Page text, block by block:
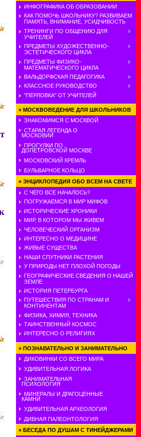
ИНФОГРАФИКА ОБ ОБРАЗОВАНИИ
КАК ПОМОЧЬ ШКОЛЬНИКУ? РАЗВИВАЕМ
ПАМЯТЬ, ВНИМАНИЕ, УСИДЧИВОСТЬ
ТРЕНИНГИ ПО ОБЩЕНИЮ ДЛЯ
УЧИТЕЛЕЙ
ПРЕДМЕТЫ ХУДОЖЕСТВЕННО-
ЭСТЕТИЧЕСКОГО ЦИКЛА
ПРЕДМЕТЫ ФИЗИКО-
МАТЕМАТИЧЕСКОГО ЦИКЛА
ВАЛЬДОРФСКАЯ ПЕДАГОГИКА
КЛАССНОЕ РУКОВОДСТВО
"ПЕРЛОВКА" ОТ УЧИТЕЛЕЙ
» МОСКВОВЕДЕНИЕ ДЛЯ ШКОЛЬНИКОВ
ЗНАКОМИМСЯ С МОСКВОЙ
СТАРАЯ ЛЕГЕНДА О
МОСКОВИИ
ПРОГУЛКИ ПО
ДОПЕТРОВСКОЙ МОСКВЕ
МОСКОВСКИЙ КРЕМЛЬ
БУЛЬВАРНОЕ КОЛЬЦО
» ЭНЦИКЛОПЕДИЯ ОБО ВСЕМ НА СВЕТЕ
С ЧЕГО ВСЕ НАЧАЛОСЬ?
ПОГРУЖАЕМСЯ В МИР МИФОВ
ИСТОРИЧЕСКИЕ ХРОНИКИ
МИР, В КОТОРОМ МЫ ЖИВЕМ
ЧЕЛОВЕЧЕСКИЙ ОРГАНИЗМ
ИНТЕРЕСНО О МЕДИЦИНЕ
ЖИВЫЕ СУЩЕСТВА
НАШИ СПУТНИКИ РАСТЕНИЯ
У ПРИРОДЫ НЕТ ПЛОХОЙ ПОГОДЫ
ГЕОГРАФИЧЕСКИЕ СВЕДЕНИЯ О НАШЕЙ
ЗЕМЛЕ
ИСТОРИЯ ПЕТЕРБУРГА
ПУТЕШЕСТВИЯ ПО СТРАНАМ И
КОНТИНЕНТАМ
ФИЗИКА, ХИМИЯ, ТЕХНИКА
ТАИНСТВЕННЫЙ КОСМОС
ИНТЕРЕСНО О РЕЛИГИЯХ
» ПОЗНАВАТЕЛЬНО И ЗАНИМАТЕЛЬНО
ДИКОВИНКИ СО ВСЕГО МИРА
УДИВИТЕЛЬНАЯ ЛОГИКА
ЗАНИМАТЕЛЬНАЯ
ПСИХОЛОГИЯ
МИНЕРАЛЫ И ДРАГОЦЕННЫЕ
КАМНИ
УДИВИТЕЛЬНАЯ АРХЕОЛОГИЯ
ДИВНАЯ ПАЛЕОНТОЛОГИЯ
» БЕСЕДА ПО ДУШАМ С ТИНЕЙДЖЕРАМИ